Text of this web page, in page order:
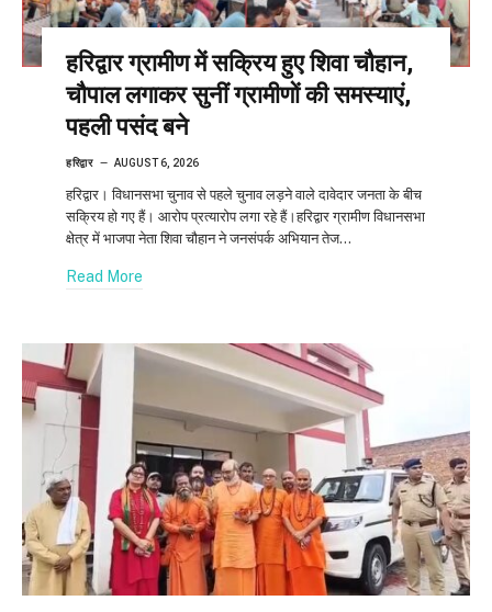
हरिद्वार ग्रामीण में सक्रिय हुए शिवा चौहान,
चौपाल लगाकर सुनीं ग्रामीणों की समस्याएं,
पहली पसंद बने
हरिद्वार AUGUST 6, 2026
हरिद्वार। विधानसभा चुनाव से पहले चुनाव लड़ने वाले दावेदार जनता के बीच
सक्रिय हो गए हैं। आरोप प्रत्यारोप लगा रहे हैं।हरिद्वार ग्रामीण विधानसभा
क्षेत्र में भाजपा नेता शिवा चौहान ने जनसंपर्क अभियान तेज…
Read More